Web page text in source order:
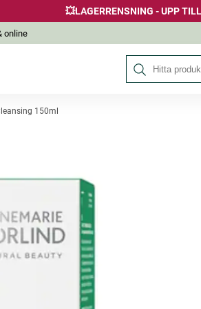
💥LAGERRENSNING - UPP
online
Sök på
150ml
Andra köpte